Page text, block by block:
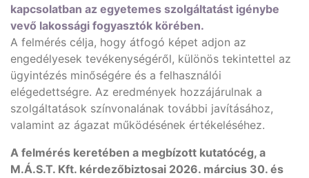
kapcsolatban az egyetemes szolgáltatást igénybe
vevő lakossági fogyasztók körében.
A felmérés célja, hogy átfogó képet adjon az
engedélyesek tevékenységéről, különös tekintettel az
ügyintézés minőségére és a felhasználói
elégedettségre. Az eredmények hozzájárulnak a
szolgáltatások színvonalának további javításához,
valamint az ágazat működésének értékeléséhez.
A felmérés keretében a megbízott kutatócég, a
M.Á.S.T. Kft. kérdezőbiztosai 2026. március 30. és